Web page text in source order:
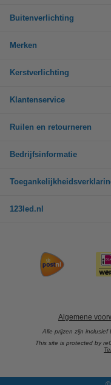
Buitenverlichting
Merken
Kerstverlichting
Klantenservice
Ruilen en retourneren
Bedrijfsinformatie
123led.nl
Algemene
Alle prijzen zijn inclusief
This site is protected by